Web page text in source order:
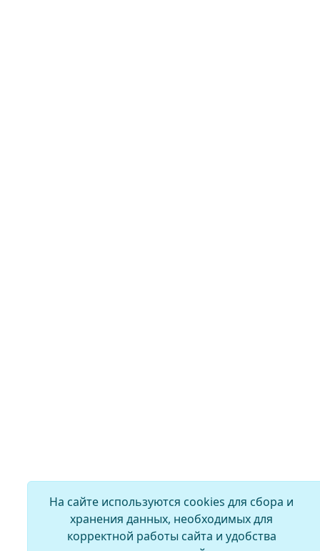
На сайте используются cookies для сбора и
хранения данных, необходимых для
корректной работы сайта и удобства